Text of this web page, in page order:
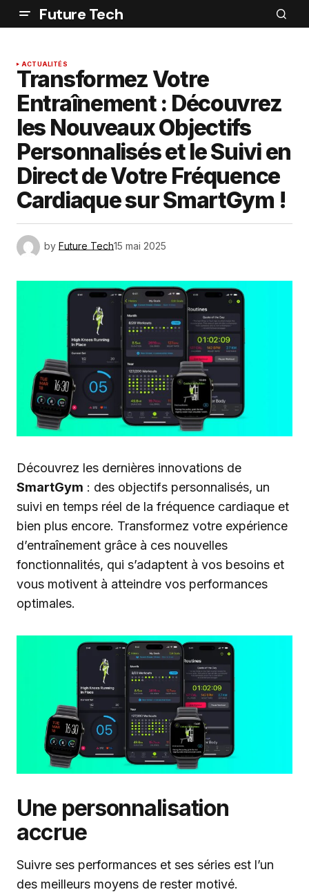
Future Tech
ACTUALITÉS
Transformez Votre
Entraînement : Découvrez
les Nouveaux Objectifs
Personnalisés et le Suivi en
Direct de Votre Fréquence
Cardiaque sur SmartGym !
by Future Tech15 mai 2025
Découvrez les dernières innovations de
SmartGym : des objectifs personnalisés, un
suivi en temps réel de la fréquence cardiaque et
bien plus encore. Transformez votre expérience
d’entraînement grâce à ces nouvelles
fonctionnalités, qui s’adaptent à vos besoins et
vous motivent à atteindre vos performances
optimales.
Une personnalisation
accrue
Suivre ses performances et ses séries est l’un
des meilleurs moyens de rester motivé.